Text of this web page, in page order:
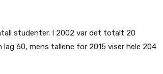
studenter. I 2002 var det totalt 20
60, mens tallene for 2015 viser hele 204